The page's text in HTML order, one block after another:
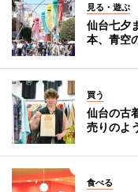
見る・遊ぶ
仙台七夕
本、青空
買う
仙台の古
売りのよ
食べる